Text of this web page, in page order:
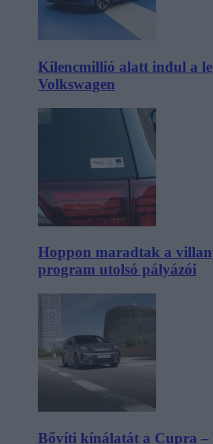
Kilencmillió alatt indul a
Volkswagen
Hoppon maradtak a
program utolsó pályázói
Bővíti kínálatát a Cupra –